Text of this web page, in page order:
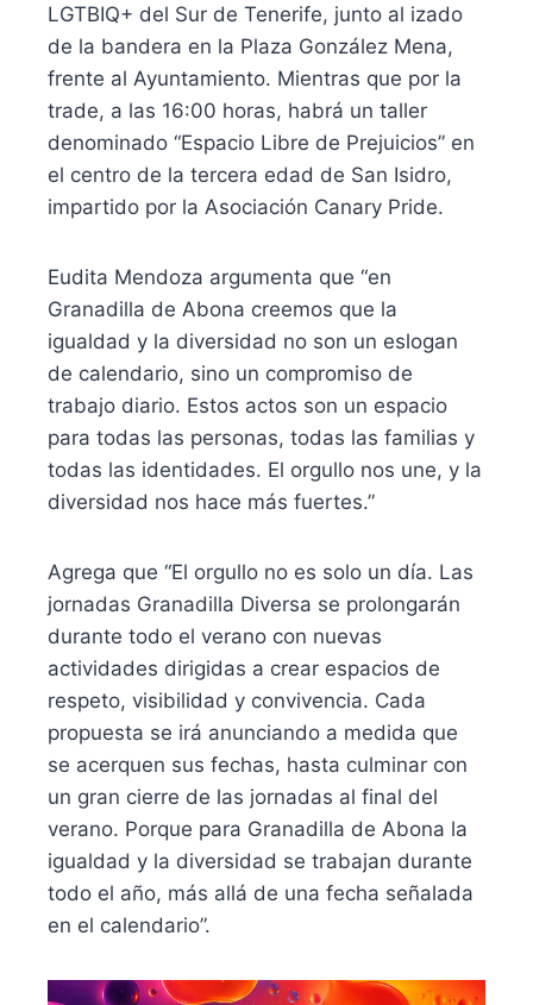
LGTBIQ+ del Sur de Tenerife, junto al izado
de la bandera en la Plaza González Mena,
frente al Ayuntamiento. Mientras que por la
trade, a las 16:00 horas, habrá un taller
denominado “Espacio Libre de Prejuicios” en
el centro de la tercera edad de San Isidro,
impartido por la Asociación Canary Pride.
Eudita Mendoza argumenta que “en
Granadilla de Abona creemos que la
igualdad y la diversidad no son un eslogan
de calendario, sino un compromiso de
trabajo diario. Estos actos son un espacio
para todas las personas, todas las familias y
todas las identidades. El orgullo nos une, y la
diversidad nos hace más fuertes.”
Agrega que “El orgullo no es solo un día. Las
jornadas Granadilla Diversa se prolongarán
durante todo el verano con nuevas
actividades dirigidas a crear espacios de
respeto, visibilidad y convivencia. Cada
propuesta se irá anunciando a medida que
se acerquen sus fechas, hasta culminar con
un gran cierre de las jornadas al final del
verano. Porque para Granadilla de Abona la
igualdad y la diversidad se trabajan durante
todo el año, más allá de una fecha señalada
en el calendario”.